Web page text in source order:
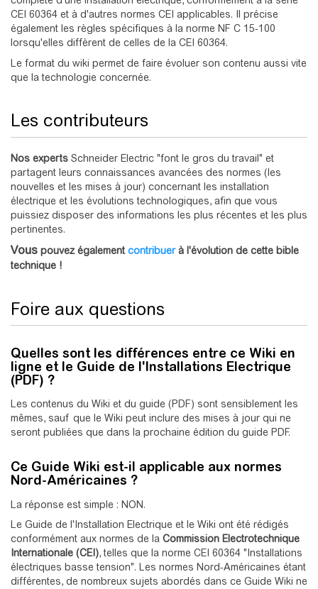
CEI 60364 et à d'autres normes CEI applicables. Il précise
également les règles spécifiques à la norme NF C 15-100
lorsqu'elles diffèrent de celles de la CEI 60364.
Le format du wiki permet de faire évoluer son contenu aussi vite
que la technologie concernée.
Les contributeurs
Nos experts Schneider Electric "font le gros du travail" et
partagent leurs connaissances avancées des normes (les
nouvelles et les mises à jour) concernant les installation
électrique et les évolutions technologiques, afin que vous
puissiez disposer des informations les plus récentes et les plus
pertinentes.
Vous pouvez égalementcontribuerà l'évolution de cette bible
technique !
Foire aux questions
Quelles sont les différences entre ce Wiki en
ligne et le Guide de l'Installations Electrique
(PDF) ?
Les contenus du Wiki et du guide (PDF) sont sensiblement les
mêmes, sauf que le Wiki peut inclure des mises à jour qui ne
seront publiées que dans la prochaine édition du guide PDF.
Ce Guide Wiki est-il applicable aux normes
Nord-Américaines ?
La réponse est simple : NON.
Le Guide de l'Installation Electrique et le Wiki ont été rédigés
conformément aux normes de la Commission Electrotechnique
Internationale (CEI), telles que la norme CEI 60364 "Installations
électriques basse tension". Les normes Nord-Américaines étant
différentes, de nombreux sujets abordés dans ce Guide Wiki ne